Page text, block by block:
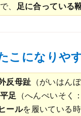
で、 足に合っている
こになりや
反母趾 （がいはん
足 （へんぺいそ
ールを履いている